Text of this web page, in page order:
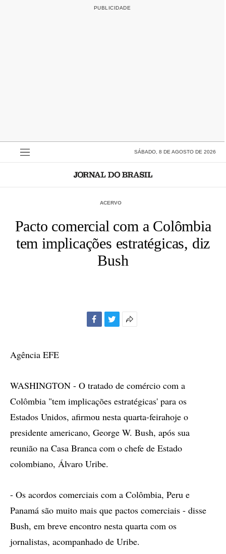
SÁBADO, 8 DE AGOSTO DE 2026
ACERVO
Pacto comercial com a Colômbia
tem implicações estratégicas, diz
Bush
Agência EFE
WASHINGTON - O tratado de comércio com a
Colômbia "tem implicações estratégicas' para os
Estados Unidos, afirmou nesta quarta-feirahoje o
presidente americano, George W. Bush, após sua
reunião na Casa Branca com o chefe de Estado
colombiano, Álvaro Uribe.
- Os acordos comerciais com a Colômbia, Peru e
Panamá são muito mais que pactos comerciais - disse
Bush, em breve encontro nesta quarta com os
jornalistas, acompanhado de Uribe.